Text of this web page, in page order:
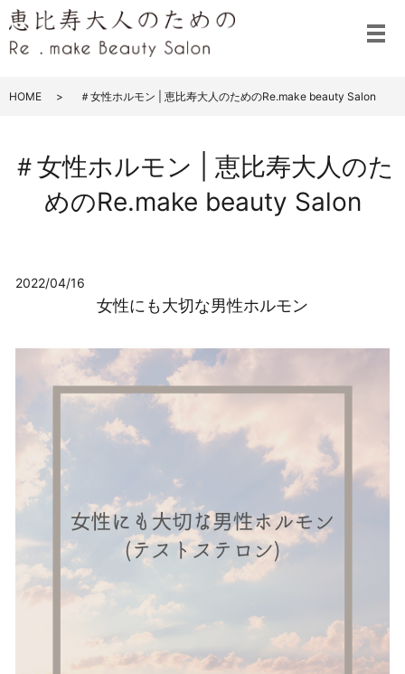
メ
HOME ＃女性ホルモン | 恵比寿大人のためのRe.make beauty Salon
＃女性ホルモン | 恵比寿大人のた
めのRe.make beauty Salon
2022/04/16
女性にも大切な男性ホルモン